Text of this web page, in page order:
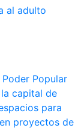
al adulto
Popular
capital de
para
proyectos de